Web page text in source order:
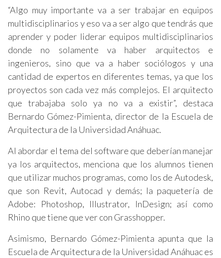
“Algo muy importante va a ser trabajar en equipos
multidisciplinarios y eso va a ser algo que tendrás que
aprender y poder liderar equipos multidisciplinarios
donde no solamente va haber arquitectos e
ingenieros, sino que va a haber sociólogos y una
cantidad de expertos en diferentes temas, ya que los
proyectos son cada vez más complejos. El arquitecto
que trabajaba solo ya no va a existir”, destaca
Bernardo Gómez-Pimienta, director de la Escuela de
Arquitectura de la Universidad Anáhuac.
Al abordar el tema del software que deberían manejar
ya los arquitectos, menciona que los alumnos tienen
que utilizar muchos programas, como los de Autodesk,
que son Revit, Autocad y demás; la paquetería de
Adobe: Photoshop, Illustrator, InDesign; así como
Rhino que tiene que ver con Grasshopper.
Asimismo, Bernardo Gómez-Pimienta apunta que la
Escuela de Arquitectura de la Universidad Anáhuac es